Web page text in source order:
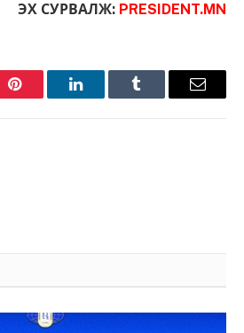
ЭХ СУРВАЛЖ: PRESIDENT.MN
Pinterest LinkedInTumblr Имэйл